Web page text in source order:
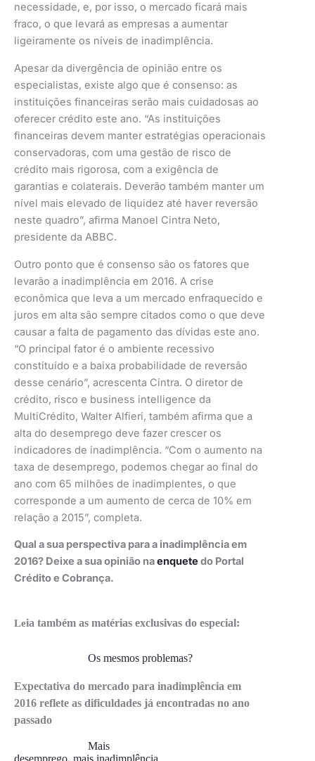
necessidade, e, por isso, o mercado ficará mais
fraco, o que levará as empresas a aumentar
ligeiramente os níveis de inadimplência.
Apesar da divergência de opinião entre os
especialistas, existe algo que é consenso: as
instituições financeiras serão mais cuidadosas ao
oferecer crédito este ano. “As instituições
financeiras devem manter estratégias operacionais
conservadoras, com uma gestão de risco de
crédito mais rigorosa, com a exigência de
garantias e colaterais. Deverão também manter um
nível mais elevado de liquidez até haver reversão
neste quadro”, afirma Manoel Cintra Neto,
presidente da ABBC.
Outro ponto que é consenso são os fatores que
levarão a inadimplência em 2016. A crise
econômica que leva a um mercado enfraquecido e
juros em alta são sempre citados como o que deve
causar a falta de pagamento das dívidas este ano.
“O principal fator é o ambiente recessivo
constituído e a baixa probabilidade de reversão
desse cenário”, acrescenta Cintra. O diretor de
crédito, risco e business intelligence da
MultiCrédito, Walter Alfieri, também afirma que a
alta do desemprego deve fazer crescer os
indicadores de inadimplência. “Com o aumento na
taxa de desemprego, podemos chegar ao final do
ano com 65 milhões de inadimplentes, o que
corresponde a um aumento de cerca de 10% em
relação a 2015”, completa.
Qual a sua perspectiva para a inadimplência em
2016? Deixe a sua opinião naenquete do Portal
Crédito e Cobrança.
Leia também as matérias exclusivas do especial:
Os mesmos problemas?
Expectativa do mercado para inadimplência em
2016 reflete as dificuldades já encontradas no ano
passado
Mais
desemprego, mais inadimplência